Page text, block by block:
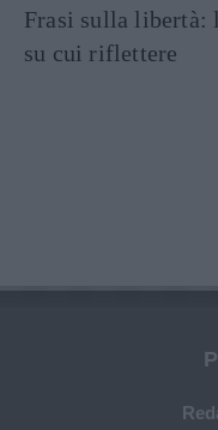
Frasi sulla libertà:
su cui riflettere